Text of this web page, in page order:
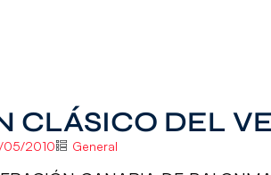
CLÁSICO DEL
05/2010 General